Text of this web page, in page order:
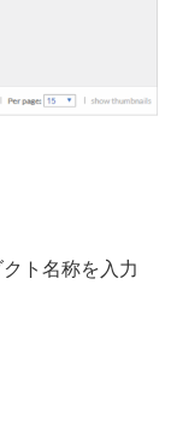
ト名称を入力